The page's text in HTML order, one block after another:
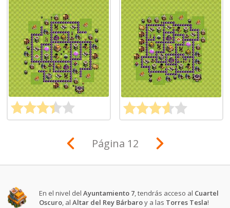
Página 12
En el nivel delAyuntamiento 7, tendrás acceso al Cuartel
Oscuro, alAltar del Rey Bárbaroy a las Torres Tesla!